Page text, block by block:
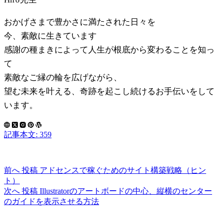
おかげさまで豊かさに満たされた日々を
今、素敵に生きています
感謝の種まきによって人生が根底から変わることを知っ
て
素敵なご縁の輪を広げながら、
望む未来を叶える、奇跡を起こし続けるお手伝いをして
います。
記事本文: 359
前へ 投稿 アドセンスで稼ぐためのサイト構築戦略（ヒン
ト）
次へ 投稿 Illustratorのアートボードの中心、縦横のセンター
のガイドを表示させる方法